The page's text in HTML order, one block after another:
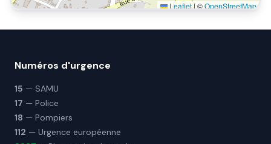
Leaflet|©OpenStreetMap
Numéros d'urgence
15 — SAMU
17 — Police
18 — Pompiers
112 — Urgence européenne